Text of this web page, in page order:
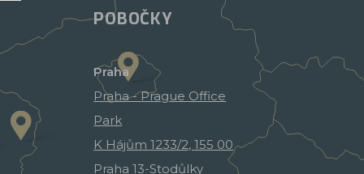
POBOČKY
Praha
Praha - Prague Office
Park
K Hájům 1233/2, 155 00
Praha 13-Stodůlky